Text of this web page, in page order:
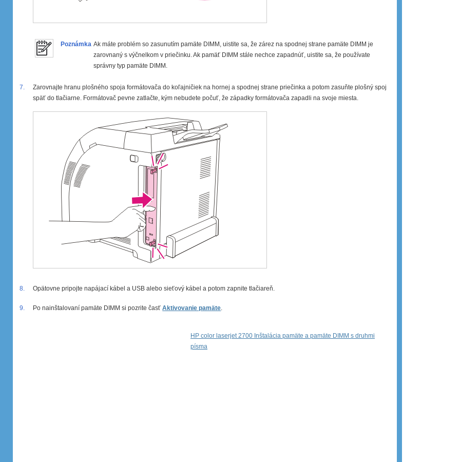
Poznámka Ak máte problém so zasunutím pamäte DIMM, uistite sa, že zárez na spodnej strane pamäte DIMM je
zarovnaný s výčnelkom v priečinku. Ak pamäť DIMM stále nechce zapadnúť, uistite sa, že používate
správny typ pamäte DIMM.
7.
Zarovnajte hranu plošného spoja formátovača do koľajničiek na hornej a spodnej strane priečinka a potom zasuňte plošný spoj
späť do tlačiarne. Formátovač pevne zatlačte, kým nebudete počuť, že západky formátovača zapadli na svoje miesta.
8. Opätovne pripojte napájací kábel a USB alebo sieťový kábel a potom zapnite tlačiareň.
9. Po nainštalovaní pamäte DIMM si pozrite časťAktivovanie pamäte.
HP color laserjet 2700 Inštalácia pamäte a pamäte DIMM s druhmi
písma